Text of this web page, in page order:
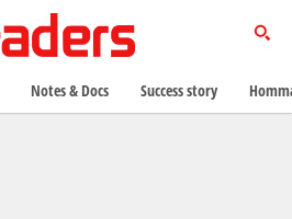
Notes & Docs Success story